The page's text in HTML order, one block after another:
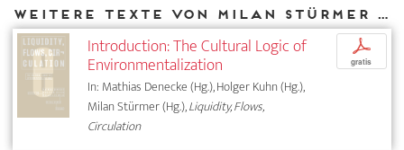
Weitere Texte von Milan Stürmer bei DIAPHANES
Introduction: The Cultural Logic of
Environmentalization
In: Mathias Denecke (Hg.), Holger Kuhn (Hg.),
Milan Stürmer (Hg.),Liquidity, Flows,
Circulation
p
gratis